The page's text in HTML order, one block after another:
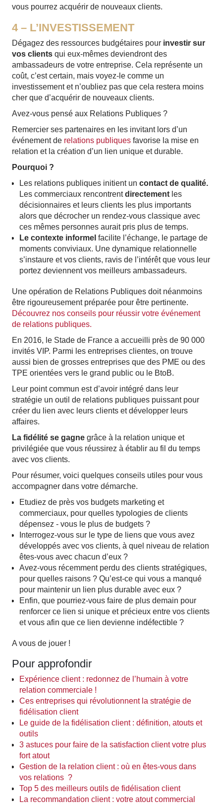
vous pourrez acquérir de nouveaux clients.
4 – L’INVESTISSEMENT
Dégagez des ressources budgétaires pour investir sur
vos clients qui eux-mêmes deviendront des
ambassadeurs de votre entreprise. Cela représente un
coût, c’est certain, mais voyez-le comme un
investissement et n’oubliez pas que cela restera moins
cher que d’acquérir de nouveaux clients.
Avez-vous pensé aux Relations Publiques ?
Remercier ses partenaires en les invitant lors d’un
événement de relations publiques favorise la mise en
relation et la création d’un lien unique et durable.
Pourquoi ?
Les relations publiques initient un contact de qualité.
Les commerciaux rencontrentdirectement les
décisionnaires et leurs clients les plus importants
alors que décrocher un rendez-vous classique avec
ces mêmes personnes aurait pris plus de temps.
Le contexte informel facilite l’échange, le partage de
moments conviviaux. Une dynamique relationnelle
s’instaure et vos clients, ravis de l’intérêt que vous leur
portez deviennent vos meilleurs ambassadeurs.
Une opération de Relations Publiques doit néanmoins
être rigoureusement préparée pour être pertinente.
Découvrez nos conseils pour réussir votre événement
de relations publiques.
En 2016, le Stade de France a accueilli près de 90 000
invités VIP. Parmi les entreprises clientes, on trouve
aussi bien de grosses entreprises que des PME ou des
TPE orientées vers le grand public ou le BtoB.
Leur point commun est d’avoir intégré dans leur
stratégie un outil de relations publiques puissant pour
créer du lien avec leurs clients et développer leurs
affaires.
La fidélité se gagne grâce à la relation unique et
privilégiée que vous réussirez à établir au fil du temps
avec vos clients.
Pour résumer, voici quelques conseils utiles pour vous
accompagner dans votre démarche.
Etudiez de près vos budgets marketing et
commerciaux, pour quelles typologies de clients
dépensez - vous le plus de budgets ?
Interrogez-vous sur le type de liens que vous avez
développés avec vos clients, à quel niveau de relation
êtes-vous avec chacun d’eux ?
Avez-vous récemment perdu des clients stratégiques,
pour quelles raisons ? Qu’est-ce qui vous a manqué
pour maintenir un lien plus durable avec eux ?
Enfin, que pourriez-vous faire de plus demain pour
renforcer ce lien si unique et précieux entre vos clients
et vous afin que ce lien devienne indéfectible ?
A vous de jouer !
Pour approfondir
Expérience client : redonnez de l’humain à votre
relation commerciale !
Ces entreprises qui révolutionnent la stratégie de
fidélisation client
Le guide de la fidélisation client : définition, atouts et
outils
3 astuces pour faire de la satisfaction client votre plus
fort atout
Gestion de la relation client : où en êtes-vous dans
vos relations ?
Top 5 des meilleurs outils de fidélisation client
La recommandation client : votre atout commercial